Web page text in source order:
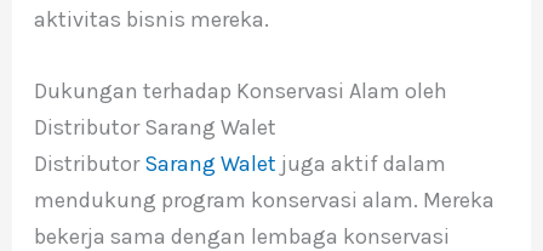
aktivitas bisnis mereka.
Dukungan terhadap Konservasi Alam oleh
Distributor Sarang Walet
DistributorSarang Walet juga aktif dalam
mendukung program konservasi alam. Mereka
bekerja sama dengan lembaga konservasi